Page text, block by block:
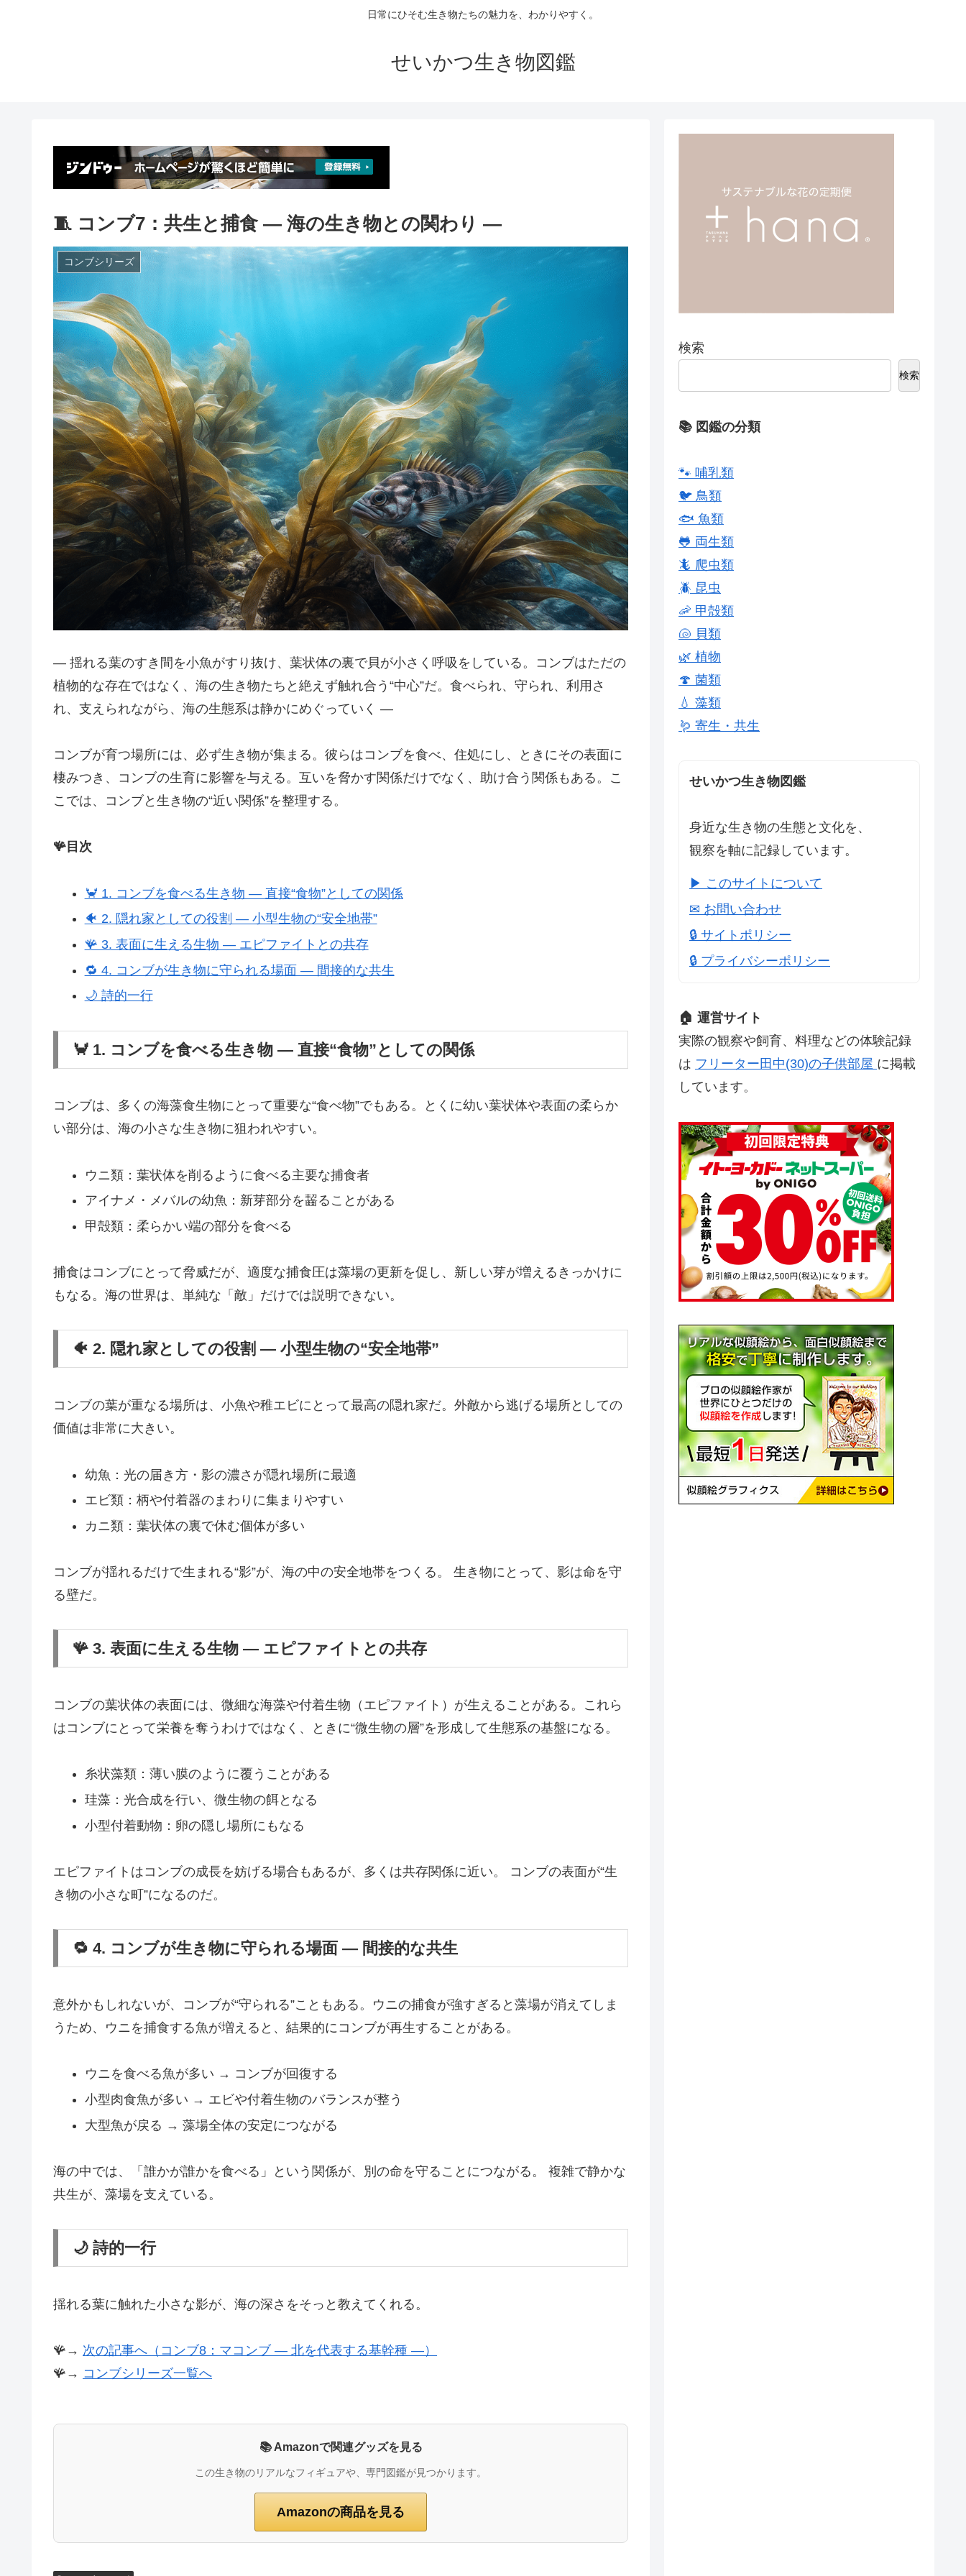
日常にひそむ生き物たちの魅力を、わかりやすく。
せいかつ生き物図鑑
🧵 コンブ7：共生と捕食 ― 海の生き物との関わり ―
コンブシリーズ
― 揺れる葉のすき間を小魚がすり抜け、葉状体の裏で貝が小さく呼吸をしている。コンブはただの
植物的な存在ではなく、海の生き物たちと絶えず触れ合う“中心”だ。食べられ、守られ、利用さ
れ、支えられながら、海の生態系は静かにめぐっていく ―
コンブが育つ場所には、必ず生き物が集まる。彼らはコンブを食べ、住処にし、ときにその表面に
棲みつき、コンブの生育に影響を与える。互いを脅かす関係だけでなく、助け合う関係もある。こ
こでは、コンブと生き物の“近い関係”を整理する。
🪸目次
🦀 1. コンブを食べる生き物 ― 直接“食物”としての関係
🐠 2. 隠れ家としての役割 ― 小型生物の“安全地帯”
🪸 3. 表面に生える生物 ― エピファイトとの共存
🔁 4. コンブが生き物に守られる場面 ― 間接的な共生
🌙 詩的一行
🦀 1. コンブを食べる生き物 ― 直接“食物”としての関係
コンブは、多くの海藻食生物にとって重要な“食べ物”でもある。とくに幼い葉状体や表面の柔らか
い部分は、海の小さな生き物に狙われやすい。
ウニ類：葉状体を削るように食べる主要な捕食者
アイナメ・メバルの幼魚：新芽部分を齧ることがある
甲殻類：柔らかい端の部分を食べる
捕食はコンブにとって脅威だが、適度な捕食圧は藻場の更新を促し、新しい芽が増えるきっかけに
もなる。海の世界は、単純な「敵」だけでは説明できない。
🐠 2. 隠れ家としての役割 ― 小型生物の“安全地帯”
コンブの葉が重なる場所は、小魚や稚エビにとって最高の隠れ家だ。外敵から逃げる場所としての
価値は非常に大きい。
幼魚：光の届き方・影の濃さが隠れ場所に最適
エビ類：柄や付着器のまわりに集まりやすい
カニ類：葉状体の裏で休む個体が多い
コンブが揺れるだけで生まれる“影”が、海の中の安全地帯をつくる。 生き物にとって、影は命を守
る壁だ。
🪸 3. 表面に生える生物 ― エピファイトとの共存
コンブの葉状体の表面には、微細な海藻や付着生物（エピファイト）が生えることがある。これら
はコンブにとって栄養を奪うわけではなく、ときに“微生物の層”を形成して生態系の基盤になる。
糸状藻類：薄い膜のように覆うことがある
珪藻：光合成を行い、微生物の餌となる
小型付着動物：卵の隠し場所にもなる
エピファイトはコンブの成長を妨げる場合もあるが、多くは共存関係に近い。 コンブの表面が“生
き物の小さな町”になるのだ。
🔁 4. コンブが生き物に守られる場面 ― 間接的な共生
意外かもしれないが、コンブが“守られる”こともある。ウニの捕食が強すぎると藻場が消えてしま
うため、ウニを捕食する魚が増えると、結果的にコンブが再生することがある。
ウニを食べる魚が多い → コンブが回復する
小型肉食魚が多い → エビや付着生物のバランスが整う
大型魚が戻る → 藻場全体の安定につながる
海の中では、「誰かが誰かを食べる」という関係が、別の命を守ることにつながる。 複雑で静かな
共生が、藻場を支えている。
🌙 詩的一行
揺れる葉に触れた小さな影が、海の深さをそっと教えてくれる。
🪸→ 次の記事へ（コンブ8：マコンブ ― 北を代表する基幹種 ―）
🪸→ コンブシリーズ一覧へ
📚 Amazonで関連グッズを見る
この生き物のリアルなフィギュアや、専門図鑑が見つかります。
Amazonの商品を見る
検索
検索
📚 図鑑の分類
🐾 哺乳類
🐦 鳥類
🐟 魚類
🐸 両生類
🦎 爬虫類
🪲 昆虫
🦐 甲殻類
🐚 貝類
🌿 植物
🍄 菌類
💧 藻類
🪱 寄生・共生
せいかつ生き物図鑑
身近な生き物の生態と文化を、
観察を軸に記録しています。
▶ このサイトについて
✉ お問い合わせ
🔒 サイトポリシー
🔒 プライバシーポリシー
🏠 運営サイト
実際の観察や飼育、料理などの体験記録
は フリーター田中(30)の子供部屋 に掲載
しています。